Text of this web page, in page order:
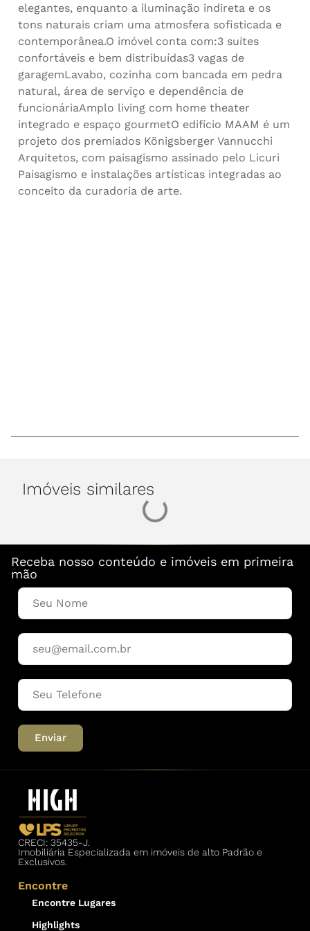
elegantes, enquanto a iluminação indireta e os
tons naturais criam uma atmosfera sofisticada e
contemporânea.O imóvel conta com:3 suítes
confortáveis e bem distribuídas3 vagas de
garagemLavabo, cozinha com bancada em pedra
natural, área de serviço e dependência de
funcionáriaAmplo living com home theater
integrado e espaço gourmetO edifício MAAM é um
projeto dos premiados Königsberger Vannucchi
Arquitetos, com paisagismo assinado pelo Licuri
Paisagismo e instalações artísticas integradas ao
conceito da curadoria de arte.
Imóveis similares
Receba nosso conteúdo e imóveis em primeira
mão
Enviar
CRECI: 35435-J.
Imobiliária Especializada em imóveis de alto Padrão e
Exclusivos.
Encontre
Encontre Lugares
Highlights